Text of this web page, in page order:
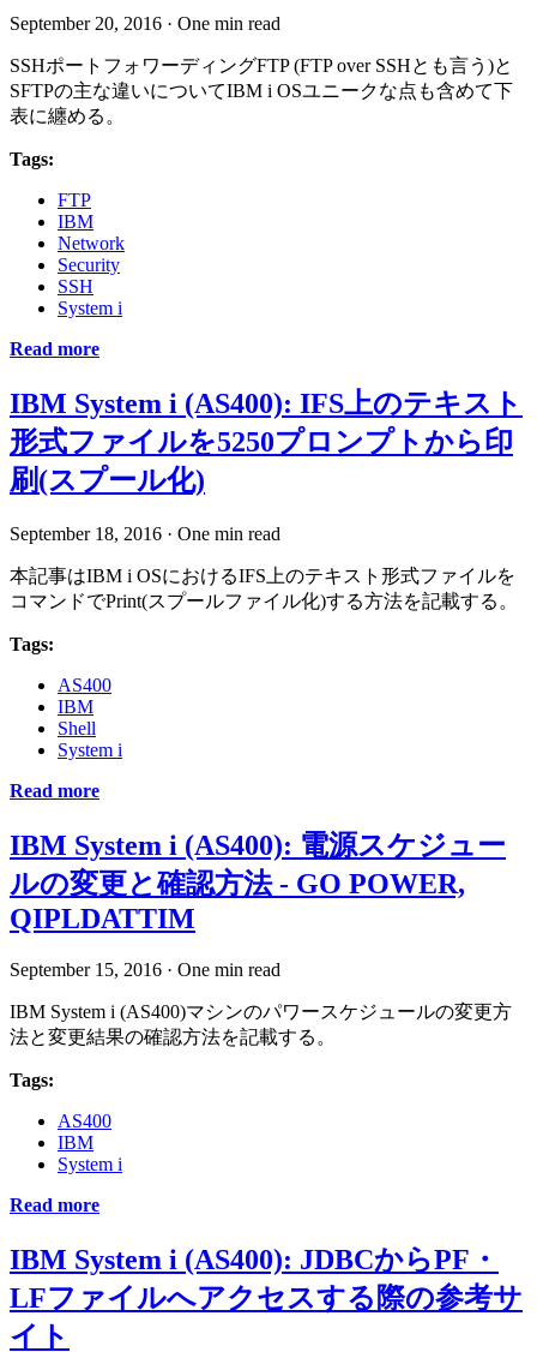
September 20, 2016 · One min read
SSHポートフォワーディングFTP (FTP over SSHとも言う)と
SFTPの主な違いについてIBM i OSユニークな点も含めて下
表に纏める。
Tags:
FTP
IBM
Network
Security
SSH
System i
Read more
IBM System i (AS400): IFS上のテキスト
形式ファイルを5250プロンプトから印
刷(スプール化)
September 18, 2016 · One min read
本記事はIBM i OSにおけるIFS上のテキスト形式ファイルを
コマンドでPrint(スプールファイル化)する方法を記載する。
Tags:
AS400
IBM
Shell
System i
Read more
IBM System i (AS400): 電源スケジュー
ルの変更と確認方法 - GO POWER,
QIPLDATTIM
September 15, 2016 · One min read
IBM System i (AS400)マシンのパワースケジュールの変更方
法と変更結果の確認方法を記載する。
Tags:
AS400
IBM
System i
Read more
IBM System i (AS400): JDBCからPF・
LFファイルへアクセスする際の参考サ
イト